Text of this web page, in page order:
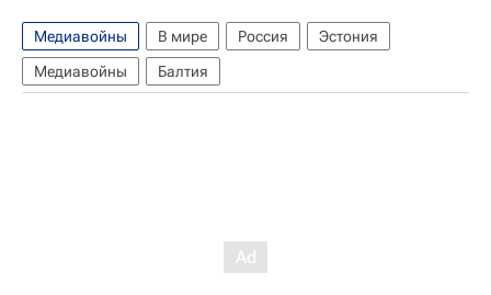
Медиавойны В мире Россия
Эстония
Медиавойны
Балтия